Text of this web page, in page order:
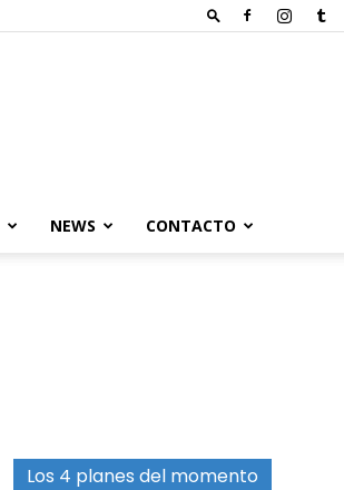
NEWS CONTACTO
Los 4 planes del momento